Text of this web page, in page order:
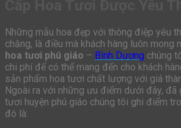
Những mẫu hoa đẹp với thông điệp yêu
chăng, là điều mà khách hàng luôn mong
hoa tươi phú giáo – Bình Dương chúng
chi phí để có thể mang đến cho khách
sản phẩm hoa tươi chất lượng với giá
Ngoài ra với những ưu điểm dưới đây, đã
tươi huyện phú giáo chúng tôi ghi điểm
đó là: